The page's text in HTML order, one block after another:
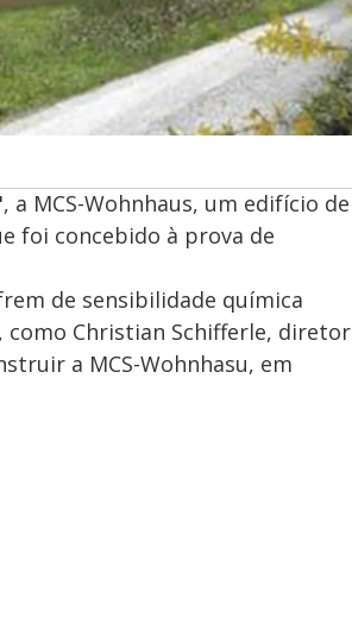
MCS-Wohnhaus, um edifício de
foi concebido à prova de
de sensibilidade química
como Christian Schifferle, diretor
a MCS-Wohnhasu, em